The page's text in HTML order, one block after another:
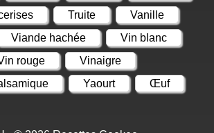
Truite
Vanille
Viande hachée
Vin blanc
rouge
Vinaigre
Yaourt Œuf